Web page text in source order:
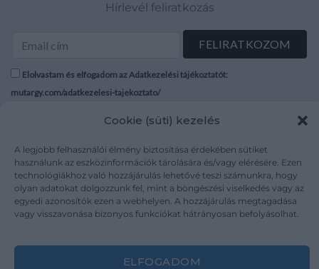
Cookie (süti) kezelés
A legjobb felhasználói élmény biztosítása érdekében sütiket
használunk az eszközinformációk tárolására és/vagy elérésére. Ezen
technológiákhoz való hozzájárulás lehetővé teszi számunkra, hogy
olyan adatokat dolgozzunk fel, mint a böngészési viselkedés vagy az
egyedi azonosítók ezen a webhelyen. A hozzájárulás megtagadása
vagy visszavonása bizonyos funkciókat hátrányosan befolyásolhat.
ELFOGADOM
Hírlevél feliratkozás
Elolvastam és elfogadom az Adatkezelési tájékoztatót:
mutargy.com/adatkezelesi-tajekoztato/
Médiaajánlat
Karrier
Kapcsolat
Áraink
ÁSZF
Adatvédelem
Impresszum